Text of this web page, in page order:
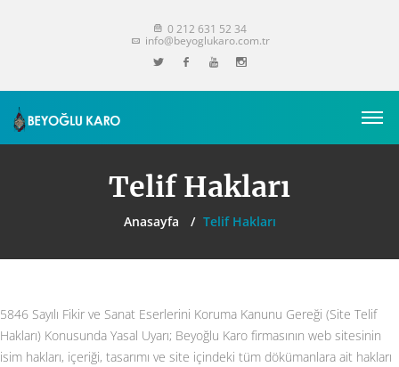
0 212 631 52 34
info@beyoglukaro.com.tr
Telif Hakları
Anasayfa Telif Hakları
5846 Sayılı Fikir ve Sanat Eserlerini Koruma Kanunu Gereği (Site Telif
Hakları) Konusunda Yasal Uyarı; Beyoğlu Karo firmasının web sitesinin
isim hakları, içeriği, tasarımı ve site içindeki tüm dökümanlara ait hakları